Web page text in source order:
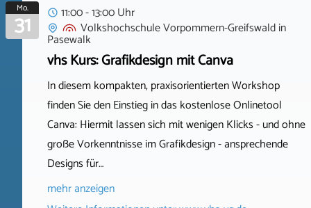
Mo.
31
11:00 - 13:00 Uhr
Volkshochschule Vorpommern-Greifswaldin
Pasewalk
vhs Kurs: Grafikdesign mit Canva
In diesem kompakten, praxisorientierten Workshop
finden Sie den Einstieg in das kostenlose Onlinetool
Canva: Hiermit lassen sich mit wenigen Klicks - und ohne
große Vorkenntnisse im Grafikdesign - ansprechende
Designs für…
mehr anzeigen